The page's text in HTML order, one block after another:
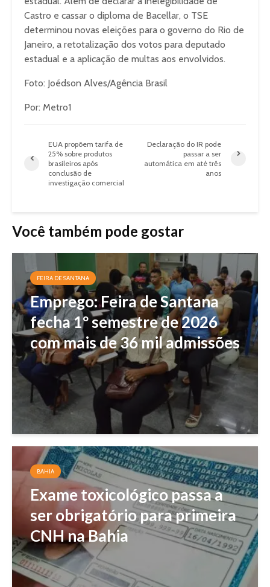
Castro e cassar o diploma de Bacellar, o TSE
determinou novas eleições para o governo do Rio de
Janeiro, a retotalização dos votos para deputado
estadual e a aplicação de multas aos envolvidos.
Foto: Joédson Alves/Agência Brasil
Por: Metro1
EUA propõem tarifa de
25% sobre produtos
brasileiros após
conclusão de
investigação comercial
Declaração do IR pode
passar a ser
automática em até três
anos
Você também pode gostar
FEIRA DE SANTANA
Emprego: Feira de Santana
fecha 1º semestre de 2026
com mais de 36 mil admissões
BAHIA
Exame toxicológico passa a
ser obrigatório para primeira
CNH na Bahia